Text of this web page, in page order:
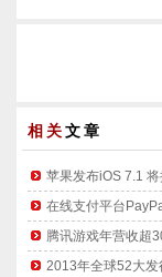
相关文章
苹果发布iOS 7.1
在线支付平台
腾讯游戏年营收超
2013年全球52大发